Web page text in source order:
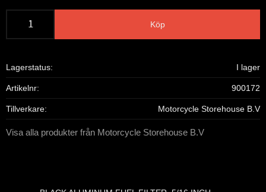
Köp
Lagerstatus I lager
Artikelnr 900172
Tillverkare Motorcycle Storehouse B.V
Visa alla produkter från Motorcycle Storehouse B.V